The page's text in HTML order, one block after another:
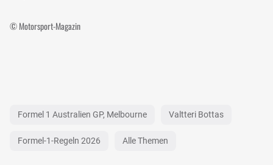
© Motorsport-Magazin
Formel 1 Australien GP, Melbourne Valtteri Bottas
Formel-1-Regeln 2026 Alle Themen